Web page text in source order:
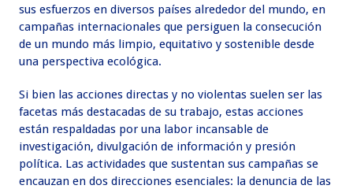
sus esfuerzos en diversos países alrededor del mundo, en
campañas internacionales que persiguen la consecución
de un mundo más limpio, equitativo y sostenible desde
una perspectiva ecológica.
Si bien las acciones directas y no violentas suelen ser las
facetas más destacadas de su trabajo, estas acciones
están respaldadas por una labor incansable de
investigación, divulgación de información y presión
política. Las actividades que sustentan sus campañas se
encauzan en dos direcciones esenciales: la denuncia de las